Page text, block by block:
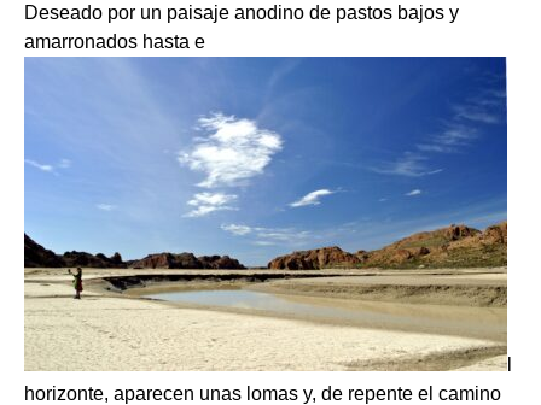
Deseado por un paisaje anodino de pastos bajos y
amarronados hasta e
horizonte, aparecen unas lomas y, de repente el camino